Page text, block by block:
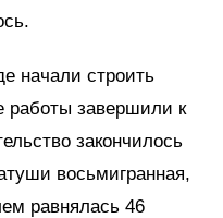
начали строить
работы завершили к
закончилось
восьмигранная,
равнялась 46